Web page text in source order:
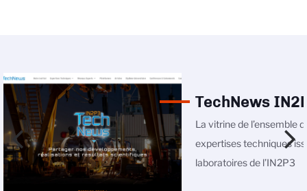
TechNews
La vitrine de l’ensemble
expertises techniques
laboratoires de l’IN2P3